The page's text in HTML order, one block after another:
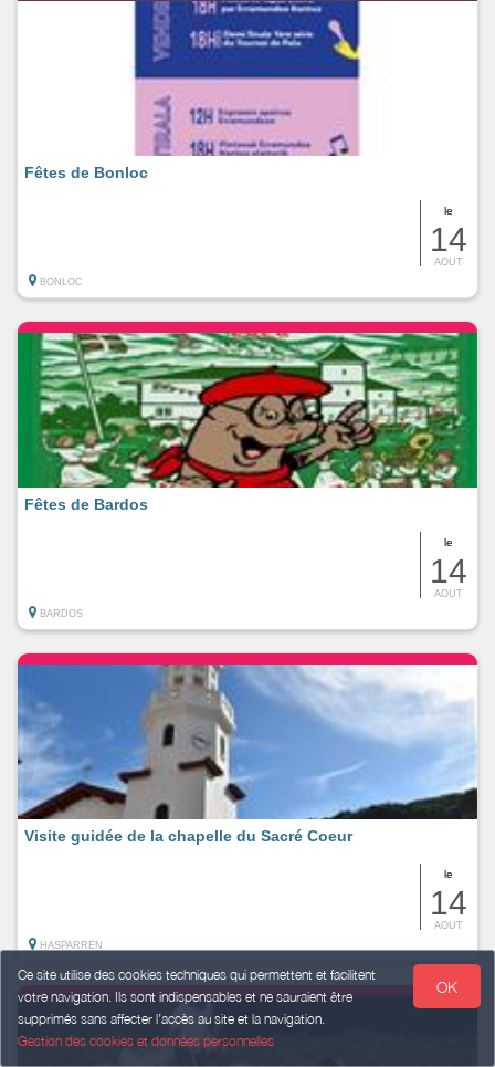
Ce site utilise des cookies techniques qui permettent et facilitent
votre navigation. Ils sont indispensables et ne sauraient être
supprimés sans affecter l’accès au site et la navigation.
Gestion des cookies et données personnelles
OK
le
14
AOUT
Fêtes de Bonloc
BONLOC
le
14
AOUT
Fêtes de Bardos
BARDOS
le
14
AOUT
Visite guidée de la chapelle du Sacré Coeur
HASPARREN